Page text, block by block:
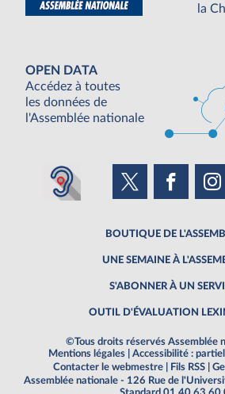
la
OPEN DATA
Accédez à toutes
les données de
l'Assemblée nationale
BOUTIQUE DE
UNE SEMAINE À
S'ABONNER À UN
OUTIL D'ÉVALUATION
©Tous droits réservés Assemblée
Mentions légales
Accessibilité :
Contacter le webmestre
Fils RSS
Assemblée nationale - 126 Rue de